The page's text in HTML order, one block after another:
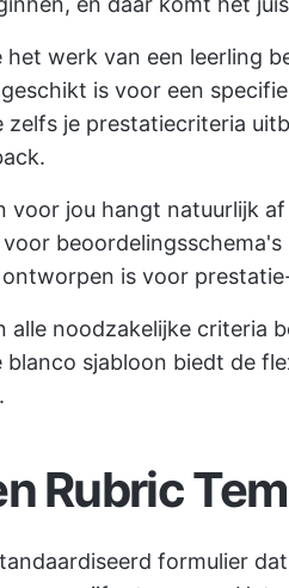
het werk van een leerling
is voor een
zelfs je prestatiecriteria
voor jou hangt natuurlijk
is voor
alle noodzakelijke criteria
blanco sjabloon biedt de
Rubric
formulier